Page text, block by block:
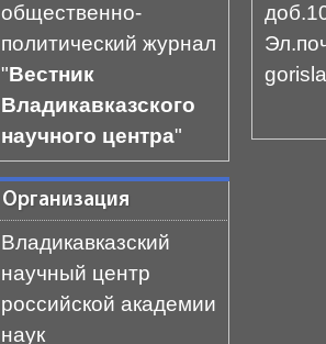
общественно-
политический журнал
"Вестник
Владикавказского
научного центра"
Организация
Владикавказский
научный центр
российской академии
наук